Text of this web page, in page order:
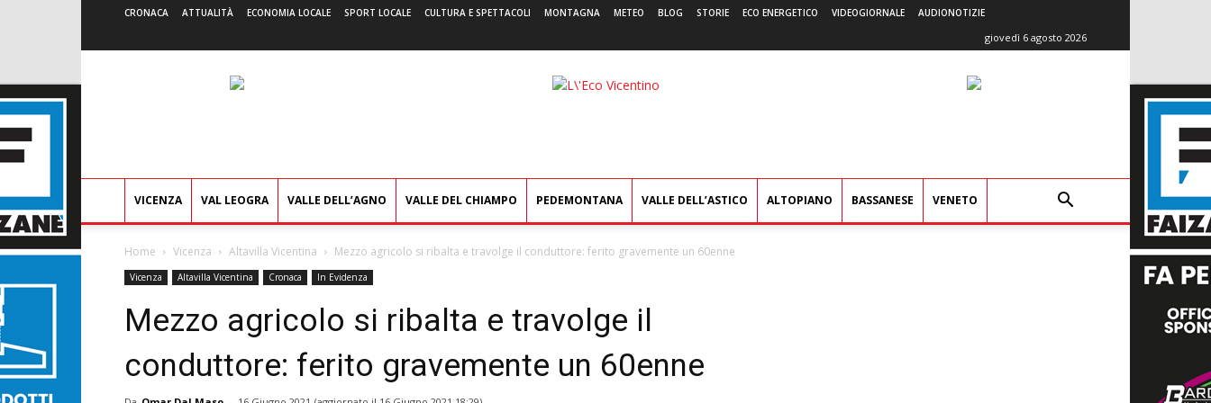
CRONACA ATTUALITÀ ECONOMIA LOCALE SPORT LOCALE CULTURA E SPETTACOLI MONTAGNA METEO BLOG STORIE ECO ENERGETICO VIDEOGIORNALE AUDIONOTIZIE
giovedì 6 agosto 2026
L'Eco
VICENZA VAL LEOGRA VALLE DELL’AGNO VALLE DEL CHIAMPO PEDEMONTANA VALLE DELL’ASTICO ALTOPIANO BASSANESE VENETO
Home Vicenza Altavilla Vicentina Mezzo agricolo si ribalta e travolge il conduttore: ferito gravemente un 60enne
Vicenza Altavilla Vicentina Cronaca In Evidenza
Mezzo agricolo si ribalta e travolge il
conduttore: ferito gravemente un 60enne